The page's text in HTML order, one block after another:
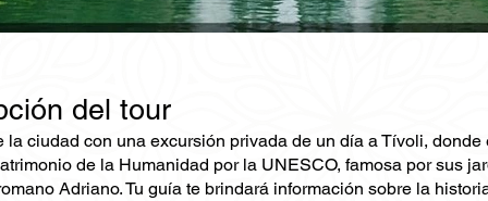
del tour
la ciudad con una excursión privada de un día a Tívoli,
de la Humanidad por la UNESCO, famosa por sus
Adriano. Tu guía te brindará información sobre la